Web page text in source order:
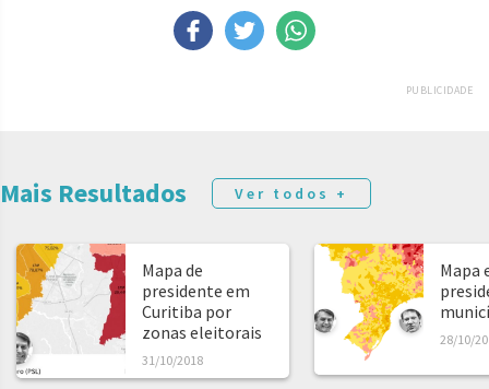
PUBLICIDADE
Mais Resultados Ver todos +
Mapa de
presidente em
Curitiba por
zonas eleitorais
31/10/2018
Mapa
28/10/